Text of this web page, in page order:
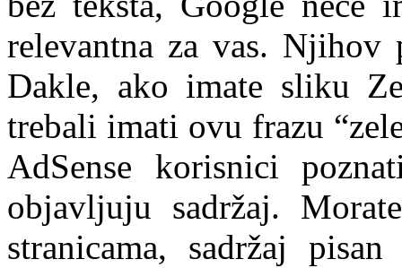
relevantna za vas.
Dakle, ako imate sliku
trebali imati ovu frazu
AdSense korisnici
objavljuju sadržaj.
stranicama, sadržaj